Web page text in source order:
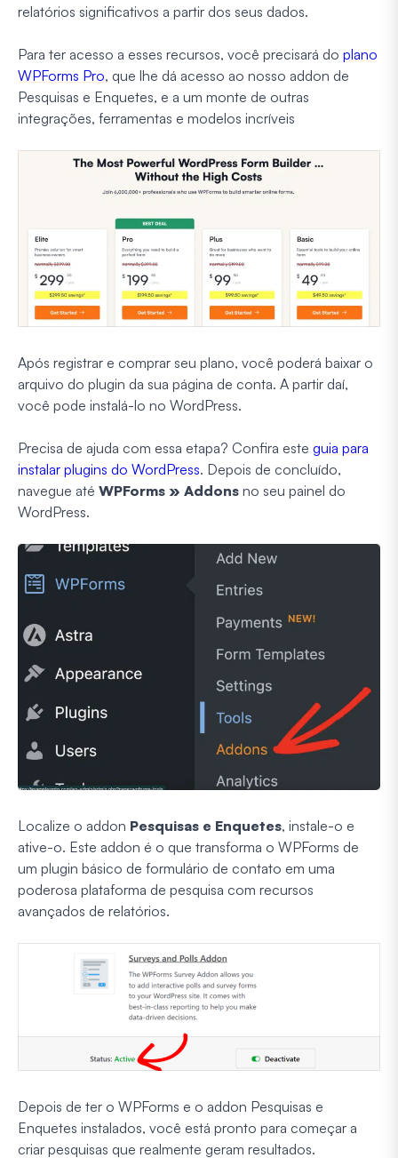
relatórios significativos a partir dos seus dados.
Para ter acesso a esses recursos, você precisará do plano
WPForms Pro, que lhe dá acesso ao nosso addon de
Pesquisas e Enquetes, e a um monte de outras
integrações, ferramentas e modelos incríveis
Após registrar e comprar seu plano, você poderá baixar o
arquivo do plugin da sua página de conta. A partir daí,
você pode instalá-lo no WordPress.
Precisa de ajuda com essa etapa? Confira este guia para
instalar plugins do WordPress. Depois de concluído,
navegue até WPForms » Addons no seu painel do
WordPress.
Localize o addon Pesquisas e Enquetes, instale-o e
ative-o. Este addon é o que transforma o WPForms de
um plugin básico de formulário de contato em uma
poderosa plataforma de pesquisa com recursos
avançados de relatórios.
Depois de ter o WPForms e o addon Pesquisas e
Enquetes instalados, você está pronto para começar a
criar pesquisas que realmente geram resultados.